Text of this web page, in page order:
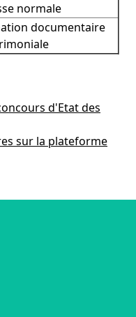
normale
documentaire
d'Etat des
sur la plateforme